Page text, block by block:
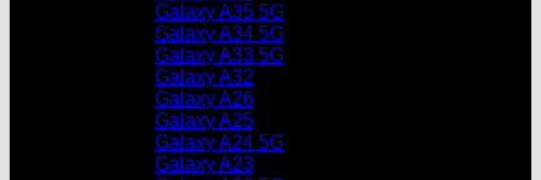
Galaxy A35 5G
Galaxy A34 5G
Galaxy A33 5G
Galaxy A32
Galaxy A26
Galaxy A25
Galaxy A24 5G
Galaxy A23